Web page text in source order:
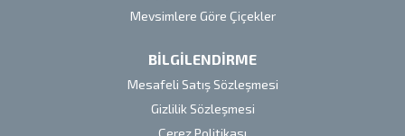
Mevsimlere Göre Çiçekler
BİLGİLENDİRME
Mesafeli Satış Sözleşmesi
Gizlilik Sözleşmesi
Çerez Politikası